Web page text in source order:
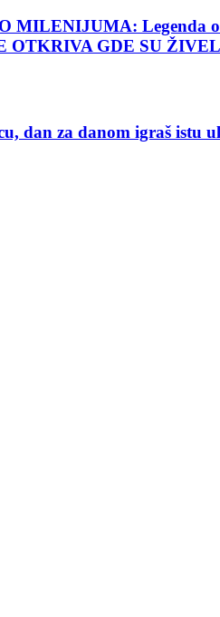
Legenda o
OTKRIVA GDE SU
dan za danom igraš